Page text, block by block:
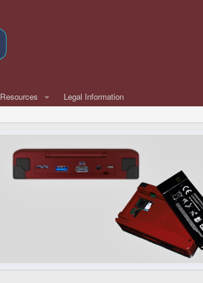
Resources Legal Information